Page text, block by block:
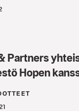
Partners
Hopen